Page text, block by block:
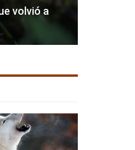
volvió a